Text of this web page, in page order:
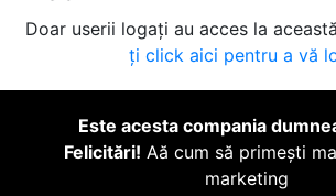
Doar userii logați au acces la
ți click aici pentru a vă
Este acesta compania
Felicitări! Aă cum să primești
marketing